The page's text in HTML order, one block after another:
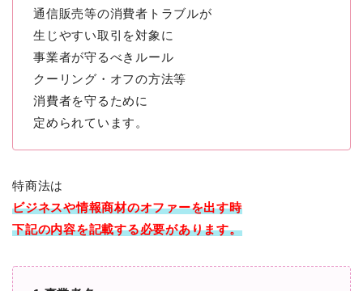
通信販売等の消費者トラブルが
生じやすい取引を対象に
事業者が守るべきルール
クーリング・オフの方法等
消費者を守るために
定められています。
特商法は
ビジネスや情報商材のオファーを出す時
下記の内容を記載する必要があります。